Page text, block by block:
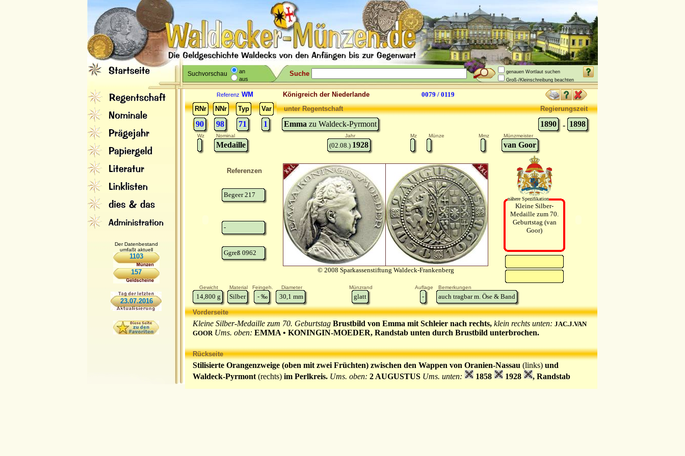
Suchvorschau
an
aus
Suche
genauen Wortlaut suchen
Groß-/Kleinschreibung beachten
Der Datenbestand
umfaßt aktuell
1103
157
23.07.2016
Referenz WM Königreich der Niederlande
0079 / 0119
RNr
NNr Typ Var
90 98 71 1
unter Regentschaft Regierungszeit
Emma zu Waldeck-Pyrmont 1890 - 1898
Wz Nominal Jahr Mz Münze Mmz Münzmeister
Medaille (02.08.) 1928 van Goor
Referenzen
Begeer 217
-
Ggreß 0962
© 2008 Sparkassenstiftung Waldeck-Frankenberg
nähere Spezifikation
Kleine Silber-
Medaille zum 70.
Geburtstag (van
Goor)
Gewicht Material Feingeh. Diameter Münzrand Auflage Bemerkungen
14,800 g Silber - ‰ 30,1 mm glatt - auch tragbar m. Öse & Band
Vorderseite
Kleine Silber-Medaille zum 70. Geburtstag Brustbild von Emma mit Schleier nach rechts, klein rechts unten: JAC.J.VAN
GOOR Ums. oben: EMMA • KONINGIN-MOEDER, Randstab unten durch Brustbild unterbrochen.
Rückseite
Stilisierte Orangenzweige (oben mit zwei Früchten) zwischen den Wappen von Oranien-Nassau (links) und
Waldeck-Pyrmont (rechts) im Perlkreis. Ums. oben: 2 AUGUSTUS Ums. unten: 1858 1928 , Randstab